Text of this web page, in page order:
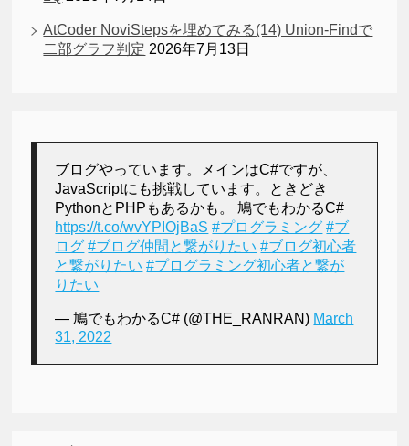
AtCoder NoviStepsを埋めてみる(14) Union-Findで
二部グラフ判定 2026年7月13日
ブログやっています。メインはC#ですが、
JavaScriptにも挑戦しています。ときどき
PythonとPHPもあるかも。 鳩でもわかるC#
https://t.co/wvYPIOjBaS #プログラミング #ブ
ログ #ブログ仲間と繋がりたい #ブログ初心者
と繋がりたい #プログラミング初心者と繋が
りたい
— 鳩でもわかるC# (@THE_RANRAN) March
31, 2022